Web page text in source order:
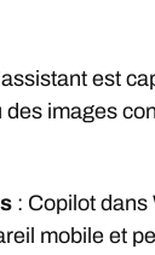
est
images
: Copilot dans
mobile et